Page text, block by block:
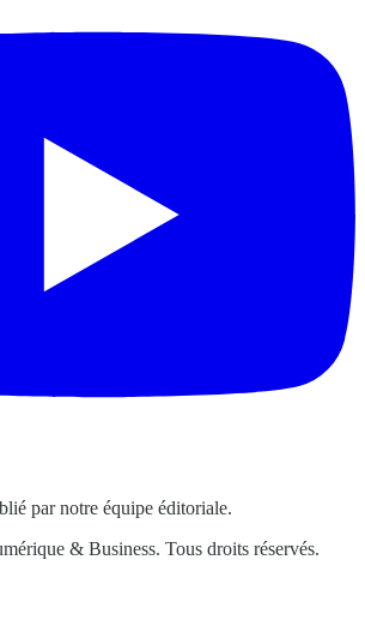
par notre équipe éditoriale.
& Business. Tous droits réservés.